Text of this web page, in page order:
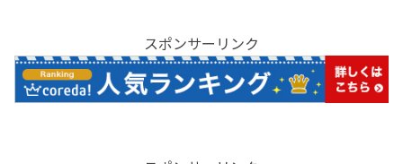
スポンサーリンク